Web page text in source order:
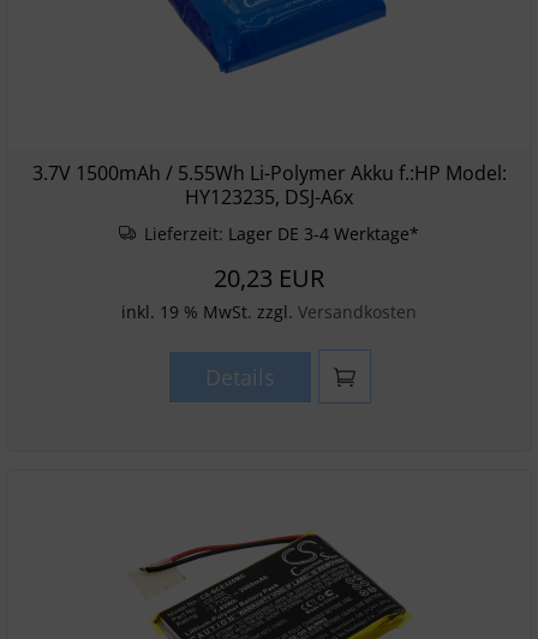
3.7V 1500mAh / 5.55Wh Li-Polymer Akku f.:HP Model:
HY123235, DSJ-A6x
Lieferzeit: Lager DE 3-4 Werktage*
20,23 EUR
inkl. 19 % MwSt. zzgl. Versandkosten
Details